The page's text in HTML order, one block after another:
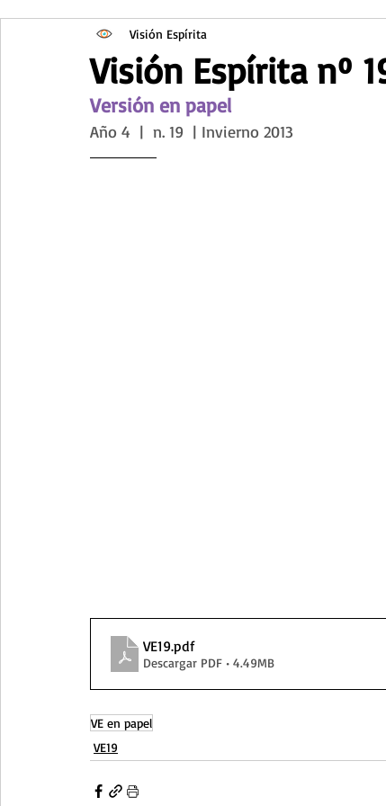
Visión Espírita nº
Visión Espírita
Versión en papel
Año 4  |  n. 19  | Invierno 2013
VE19.pdf
Descargar PDF • 4.49MB
VE en papel
VE19